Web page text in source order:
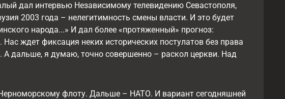
дал интервью Независимому телевидению Севастополя,
2003 года – нелегитимность смены власти. И это будет
народа...» И дал более «протяженный» прогноз:
ждет фиксация неких исторических постулатов без права
дальше, я думаю, точно совершенно – раскол церкви. Над
флоту. Дальше – НАТО. И вариант сегодняшней